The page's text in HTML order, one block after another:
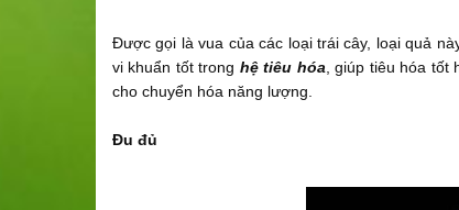
Được gọi là vua của các loại trái cây, loại quả
vi khuẩn tốt trong hệ tiêu hóa , giúp tiêu hóa
cho chuyển hóa năng lượng.
Đu đủ